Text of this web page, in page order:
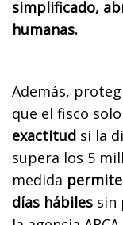
simplificado,
humanas.
Además,
que el fisco solo
exactitud si la
supera los 5
medida
días hábiles sin